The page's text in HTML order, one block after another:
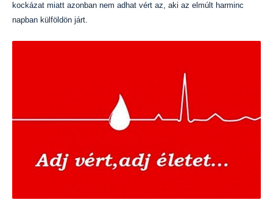
kockázat miatt azonban nem adhat vért az, aki az elmúlt harminc
napban külföldön járt.